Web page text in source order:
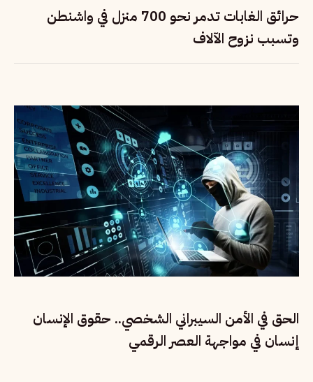
حرائق الغابات تدمر نحو 700 منزل في واشنطن
وتسبب نزوح الآلاف
الحق في الأمن السيبراني الشخصي.. حقوق الإنسان
إنسان في مواجهة العصر الرقمي